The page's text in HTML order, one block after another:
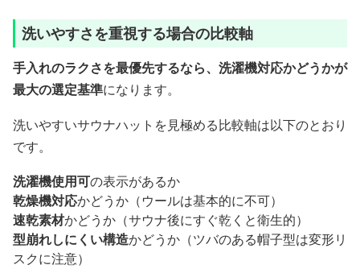
洗いやすさを重視する場合の比較軸
手入れのラクさを最優先するなら、洗濯機対応かどうかが
最大の選定基準になります。
洗いやすいサウナハットを見極める比較軸は以下のとおり
です。
洗濯機使用可の表示があるか
乾燥機対応かどうか（ウールは基本的に不可）
速乾素材かどうか（サウナ後にすぐ乾くと衛生的）
型崩れしにくい構造かどうか（ツバのある帽子型は変形リ
スクに注意）